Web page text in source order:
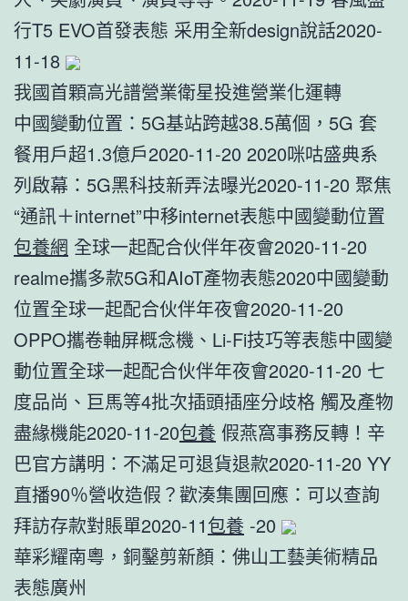
行T5 EVO首發表態 采用全新design說話2020-
11-18
我國首顆高光譜營業衛星投進營業化運轉
中國變動位置：5G基站跨越38.5萬個，5G 套
餐用戶超1.3億戶2020-11-20 2020咪咕盛典系
列啟幕：5G黑科技新弄法曝光2020-11-20 聚焦
“通訊＋internet”中移internet表態中國變動位置
包養網 全球一起配合伙伴年夜會2020-11-20
realme攜多款5G和AIoT產物表態2020中國變動
位置全球一起配合伙伴年夜會2020-11-20
OPPO攜卷軸屏概念機、Li-Fi技巧等表態中國變
動位置全球一起配合伙伴年夜會2020-11-20 七
度品尚、巨馬等4批次插頭插座分歧格 觸及產物
盡緣機能2020-11-20包養 假燕窩事務反轉！辛
巴官方講明：不滿足可退貨退款2020-11-20 YY
直播90％營收造假？歡湊集團回應：可以查詢
拜訪存款對賬單2020-11包養 -20
華彩耀南粵，銅鑿剪新顏：佛山工藝美術精品
表態廣州